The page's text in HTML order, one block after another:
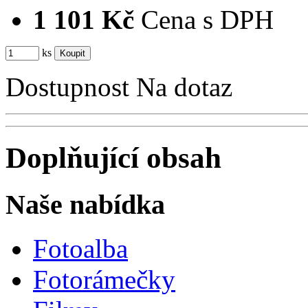
1 101 Kč Cena s DPH
ks
Dostupnost Na dotaz
Doplňující obsah
Naše nabídka
Fotoalba
Fotorámečky